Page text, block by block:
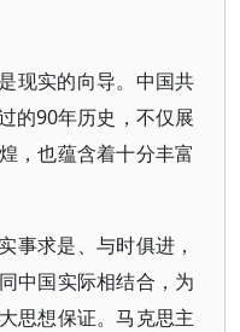
现实的向导。中国共
的90年历史，不仅展
，也蕴含着十分丰富
事求是、与时俱进，
中国实际相结合，为
思想保证。马克思主